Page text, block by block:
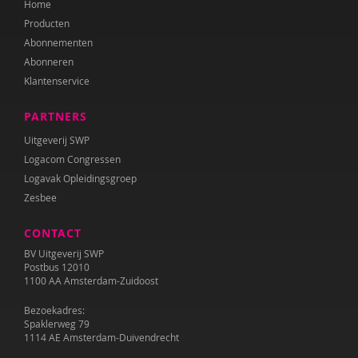
Katrien Brys
Ed Buitenhek
Wouter Bulckaert
Leen Dom
Edith van Eck
Sonja Ehlers
Tirtsa Ehrlich
Belinda Fallaux
Naomie Geens
Home
Producten
Abonnementen
Abonneren
Klantenservice
PARTNERS
Uitgeverij SWP
Logacom Congressen
Logavak Opleidingsgroep
Zesbee
CONTACT
BV Uitgeverij SWP
Postbus 12010
1100 AA Amsterdam-Zuidoost
Bezoekadres:
Spaklerweg 79
1114 AE Amsterdam-Duivendrecht